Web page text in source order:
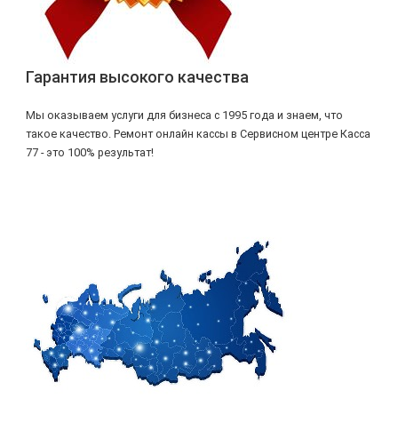
Гарантия высокого качества
Мы оказываем услуги для бизнеса с 1995 года и знаем, что
такое качество. Ремонт онлайн кассы в Сервисном центре Касса
77 - это 100% результат!